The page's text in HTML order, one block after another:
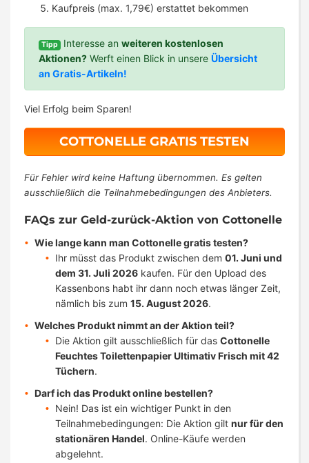
Kaufpreis (max. 1,79€) erstattet bekommen
Tipp Interesse anweiteren kostenlosen
Aktionen? Werft einen Blick in unsere Übersicht
an Gratis-Artikeln!
Viel Erfolg beim Sparen!
COTTONELLE GRATIS TESTEN
Für Fehler wird keine Haftung übernommen. Es gelten
ausschließlich die Teilnahmebedingungen des Anbieters.
FAQs zur Geld-zurück-Aktion von Cottonelle
Wie lange kann man Cottonelle gratis testen?
Ihr müsst das Produkt zwischen dem 01. Juni und
dem 31. Juli 2026 kaufen. Für den Upload des
Kassenbons habt ihr dann noch etwas länger Zeit,
nämlich bis zum 15. August 2026.
Welches Produkt nimmt an der Aktion teil?
Die Aktion gilt ausschließlich für das Cottonelle
Feuchtes Toilettenpapier Ultimativ Frisch mit 42
Tüchern.
Darf ich das Produkt online bestellen?
Nein! Das ist ein wichtiger Punkt in den
Teilnahmebedingungen: Die Aktion gilt nur für den
stationären Handel. Online-Käufe werden
abgelehnt.